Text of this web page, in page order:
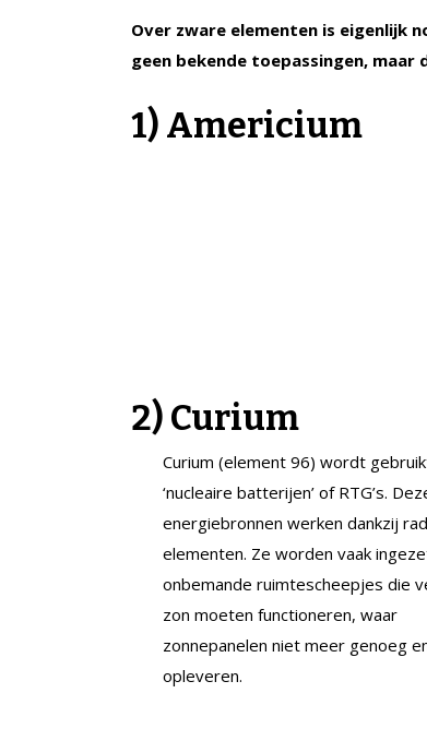
Over zware elementen is eigenlijk
geen bekende toepassingen,
1) Americium
2) Curium
Curium (element 96) wordt
‘nucleaire batterijen’ of RTG’s.
energiebronnen werken dankzij
elementen. Ze worden vaak
onbemande ruimtescheepjes die
zon moeten functioneren, waar
zonnepanelen niet meer genoeg
opleveren.